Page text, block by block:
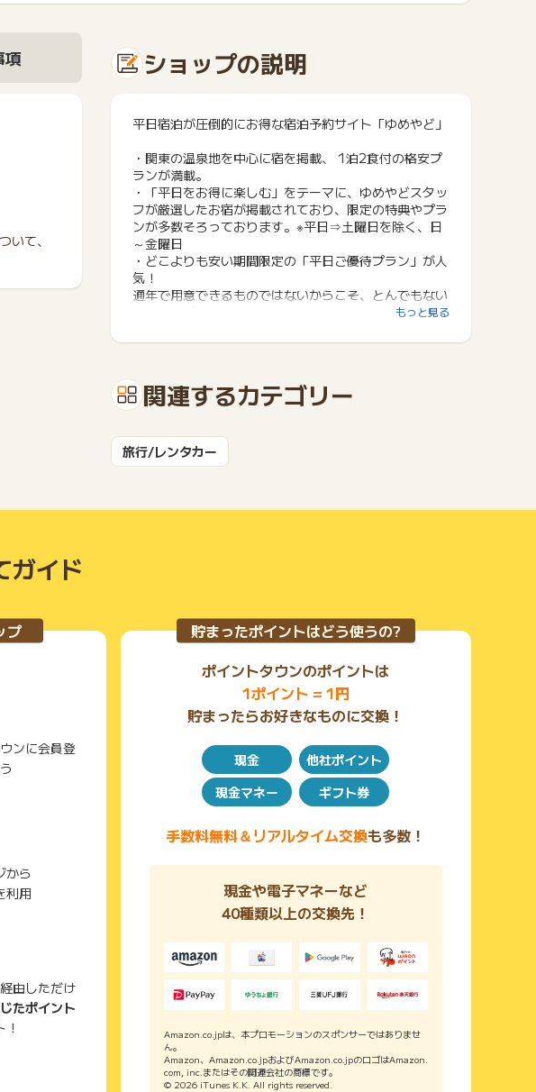
項
いて、
ショップの説明
平日宿泊が圧倒的にお得な宿泊予約サイト「ゆめやど」
・関東の温泉地を中心に宿を掲載、 1泊2食付の格安プ
ランが満載。
・「平日をお得に楽しむ」をテーマに、ゆめやどスタッ
フが厳選したお宿が掲載されており、限定の特典やプラ
ンが多数そろっております。※平日⇒土曜日を除く、日
～金曜日
・どこよりも安い期間限定の「平日ご優待プラン」が人
気！
通年で用意できるものではないからこそ、とんでもない
もっと見る
関連するカテゴリー
旅行/レンタカー
ガイド
プ
ンに会員登
から
利用
由しただけ
たポイント
貯まったポイントはどう使うの?
ポイントタウンのポイントは
1ポイント = 1円
貯まったらお好きなものに交換！
現金
他社ポイント
現金マネー
ギフト券
手数料無料＆リアルタイム交換も多数！
現金や電子マネーなど
40種類以上の交換先！
Amazon.co.jpは、本プロモーションのスポンサーではありませ
ん。
Amazon、Amazon.co.jpおよびAmazon.co.jpのロゴはAmazon.
com, inc.またはその関連会社の商標です。
© 2026 iTunes K.K. All rights reserved.